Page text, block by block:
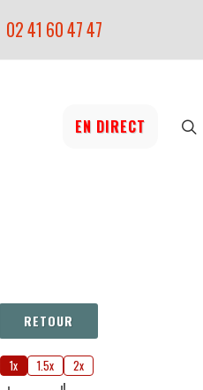
02 41 60 47 47
EN DIRECT
RETOUR
1x 1.5x 2x